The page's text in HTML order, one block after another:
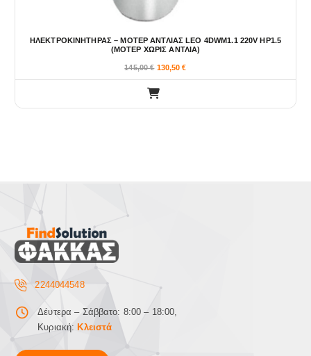
ΗΛΕΚΤΡΟΚΙΝΗΤΗΡΑΣ – ΜΟΤΕΡ ΑΝΤΛΙΑΣ LEO 4DWM1.1 220V HP1.5
(ΜΟΤΕΡ ΧΩΡΙΣ ΑΝΤΛΙΑ)
145,00€ 130,50€
2244044548
Δέυτερα – Σάββατο: 8:00 – 18:00,
Κυριακή: Κλειστά